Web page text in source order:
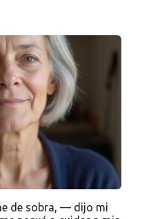
de sobra, — dijo mi